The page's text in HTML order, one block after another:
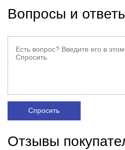
Вопросы и
Спросить
Отзывы